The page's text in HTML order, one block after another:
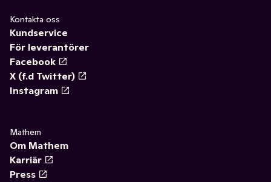
Kontakta oss
Kundservice
För leverantörer
Facebook
X (f.d Twitter)
Instagram
Mathem
Om Mathem
Karriär
Press